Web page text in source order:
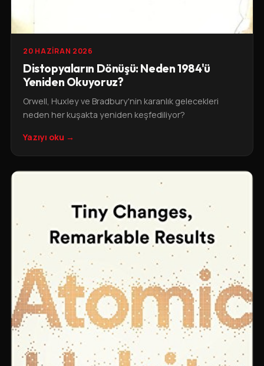
20 HAZIRAN 2026
Distopyaların Dönüşü: Neden 1984'ü
Yeniden Okuyoruz?
Orwell, Huxley ve Bradbury'nin karanlık gelecekleri
neden her kuşakta yeniden keşfediliyor?
Yazıyı oku →